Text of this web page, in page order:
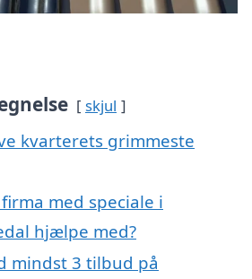
skjul
kvarterets grimmeste
med speciale i
hjælpe med?
mindst 3 tilbud på